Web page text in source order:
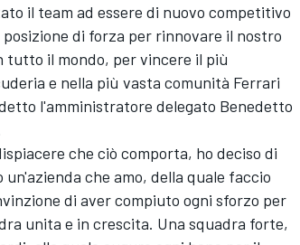
il team ad essere di nuovo competitivo
di forza per rinnovare il nostro
tutto il mondo, per vincere il più
e nella più vasta comunità Ferrari
l'amministratore delegato Benedetto
che ciò comporta, ho deciso di
che amo, della quale faccio
di aver compiuto ogni sforzo per
unita e in crescita. Una squadra forte,